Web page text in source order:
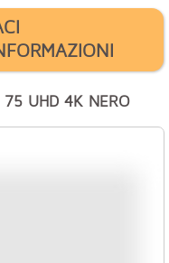
75 UHD 4K NERO